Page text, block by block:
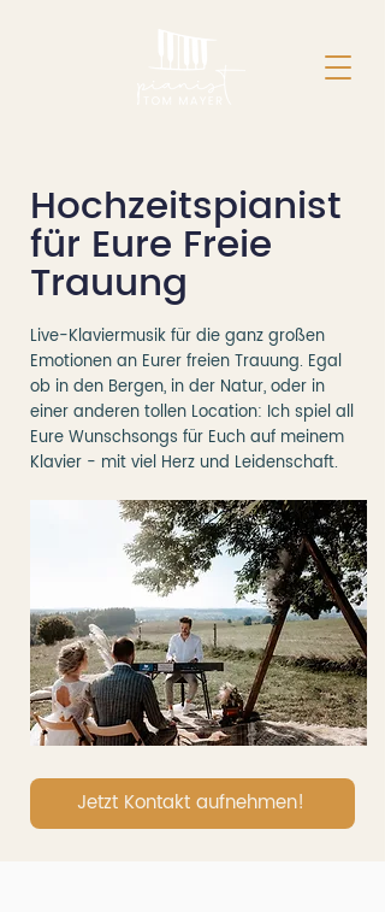
Hochzeitspianist
für Eure Freie
Trauung
Live-Klaviermusik für die ganz großen
Emotionen an Eurer freien Trauung. Egal
ob in den Bergen, in der Natur, oder in
einer anderen tollen Location: Ich spiel all
Eure Wunschsongs für Euch auf meinem
Klavier - mit viel Herz und Leidenschaft.
Jetzt Kontakt aufnehmen!